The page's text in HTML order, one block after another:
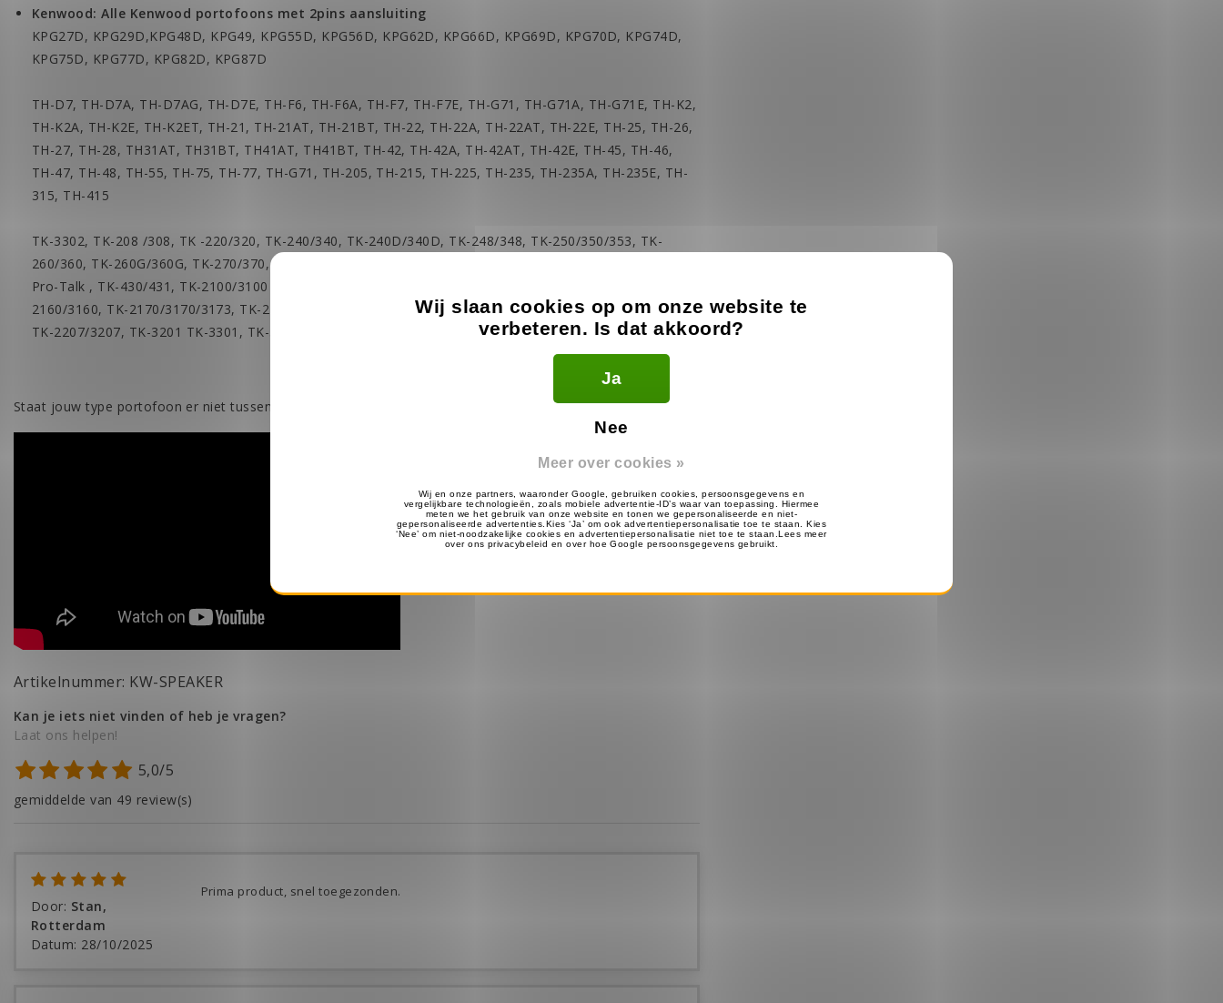
Kenwood: Alle Kenwood portofoons met 2pins aansluiting
KPG27D, KPG29D,KPG48D, KPG49, KPG55D, KPG56D, KPG62D, KPG66D, KPG69D, KPG70D, KPG74D,
KPG75D, KPG77D, KPG82D, KPG87D
TH-D7, TH-D7A, TH-D7AG, TH-D7E, TH-F6, TH-F6A, TH-F7, TH-F7E, TH-G71, TH-G71A, TH-G71E, TH-K2,
TH-K2A, TH-K2E, TH-K2ET, TH-21, TH-21AT, TH-21BT, TH-22, TH-22A, TH-22AT, TH-22E, TH-25, TH-26,
TH-27, TH-28, TH31AT, TH31BT, TH41AT, TH41BT, TH-42, TH-42A, TH-42AT, TH-42E, TH-45, TH-46,
TH-47, TH-48, TH-55, TH-75, TH-77, TH-G71, TH-205, TH-215, TH-225, TH-235, TH-235A, TH-235E, TH-
315, TH-415
TK-3302, TK-208 /308, TK -220/320, TK-240/340, TK-240D/340D, TK-248/348, TK-250/350/353, TK-
260/360, TK-260G/360G, TK-270/370, TK-270G/370G, TK-272G/372G/373G, TK-278G/378G/388G Hoornie
Pro-Talk , TK-430/431, TK-2100/3100 Pro-Talk, TK-2102/3102 Pro-Power, TK-2107/3107 Pro-Talk, TK-
2160/3160, TK-2170/3170/3173, TK-2200/3200, TK-2360, TK-3360, TK-3101/3131 Free-Talk, TK-3130,
TK-2207/3207, TK-3201 TK-3301, TK-3302
Staat jouw type portofoon er niet tussen? Stuur ons een e-mail en wij gaan kijken of onze headsets passen.
Artikelnummer: KW-SPEAKER
Kan je iets niet vinden of heb je vragen?
Laat ons helpen!
5,0/5
gemiddelde van 49 review(s)
Door: Stan,
Rotterdam
Datum: 28/10/2025
Prima product, snel toegezonden.
Wij slaan cookies op om onze website te
verbeteren. Is dat akkoord?
Ja
Nee
Meer over cookies »